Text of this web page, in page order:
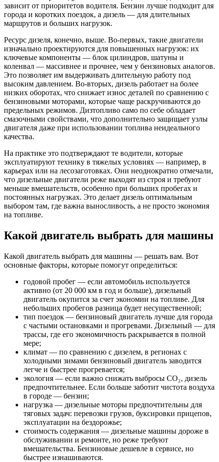
зависит от приоритетов водителя. Бензин лучше подходит для
города и коротких поездок, а дизель — для длительных
маршрутов и больших нагрузок.
Ресурс дизеля, конечно, выше. Во-первых, такие двигатели
изначально проектируются для повышенных нагрузок: их
ключевые компоненты — блок цилиндров, шатуны и
коленвал — массивнее и прочнее, чем у бензиновых аналогов.
Это позволяет им выдерживать длительную работу под
высоким давлением. Во-вторых, дизель работает на более
низких оборотах, что снижает износ деталей по сравнению с
бензиновыми моторами, которые чаще раскручиваются до
предельных режимов. Дизтопливо само по себе обладает
смазочными свойствами, что дополнительно защищает узлы
двигателя даже при использовании топлива неидеального
качества.
На практике это подтверждают те водители, которые
эксплуатируют технику в тяжелых условиях — например, в
карьерах или на лесозаготовках. Они неоднократно отмечали,
что дизельные двигатели реже выходят из строя и требуют
меньше вмешательств, особенно при больших пробегах и
постоянных нагрузках. Это делает дизель оптимальным
выбором там, где важна выносливость, а не просто экономия
на топливе.
Какой двигатель выбрать для машины
Какой двигатель выбрать для машины — решать вам. Вот
основные факторы, которые помогут определиться:
годовой пробег — если автомобиль используется
активно (от 20 000 км в год и больше), дизельный
двигатель окупится за счет экономии на топливе. Для
небольших пробегов разница будет несущественной;
тип поездок — бензиновый двигатель лучше для города
с частыми остановками и прогревами. Дизельный — для
трассы, где его экономичность раскрывается в полной
мере;
климат — по сравнению с дизелем, в регионах с
холодными зимами бензиновый двигатель заводится
легче и быстрее прогревается;
экология — если важно снижать выбросы CO₂, дизель
предпочтительнее. Если больше заботит чистота воздуха
в городе — бензин;
нагрузка — дизельные моторы предпочтительны для
тяговых задач: перевозки грузов, буксировки прицепов,
эксплуатации на бездорожье;
стоимость содержания — дизельные машины дороже в
обслуживании и ремонте, но реже требуют
вмешательства. Бензиновые дешевле в сервисе, но
быстрее изнашиваются.